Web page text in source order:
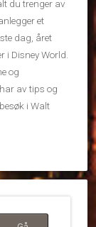
du trenger av
et
dag, året
i Disney World.
og
av tips og
i Walt